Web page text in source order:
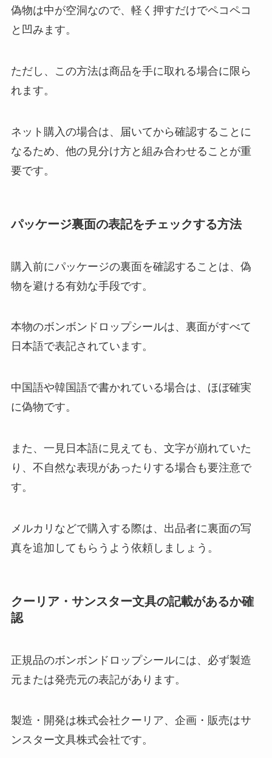
偽物は中が空洞なので、軽く押すだけでペコペコ
と凹みます。
ただし、この方法は商品を手に取れる場合に限ら
れます。
ネット購入の場合は、届いてから確認することに
なるため、他の見分け方と組み合わせることが重
要です。
パッケージ裏面の表記をチェックする方法
購入前にパッケージの裏面を確認することは、偽
物を避ける有効な手段です。
本物のボンボンドロップシールは、裏面がすべて
日本語で表記されています。
中国語や韓国語で書かれている場合は、ほぼ確実
に偽物です。
また、一見日本語に見えても、文字が崩れていた
り、不自然な表現があったりする場合も要注意で
す。
メルカリなどで購入する際は、出品者に裏面の写
真を追加してもらうよう依頼しましょう。
クーリア・サンスター文具の記載があるか確
認
正規品のボンボンドロップシールには、必ず製造
元または発売元の表記があります。
製造・開発は株式会社クーリア、企画・販売はサ
ンスター文具株式会社です。